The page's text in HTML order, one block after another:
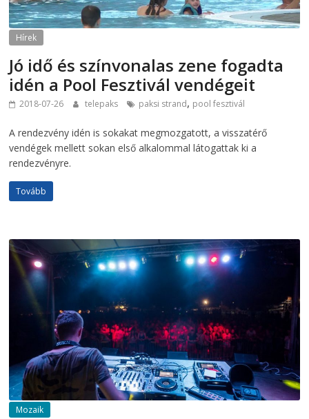
Hírek
Jó idő és színvonalas zene fogadta
idén a Pool Fesztivál vendégeit
2018-07-26 telepaks paksi strand, pool fesztivál
A rendezvény idén is sokakat megmozgatott, a visszatérő
vendégek mellett sokan első alkalommal látogattak ki a
rendezvényre.
Tovább
Mozaik